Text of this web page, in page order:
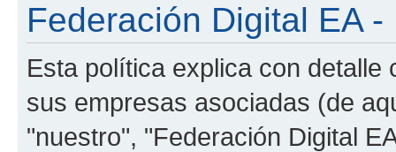
Federación Digital EA
Esta política explica con detalle
sus empresas asociadas (de
"nuestro", "Federación Digital